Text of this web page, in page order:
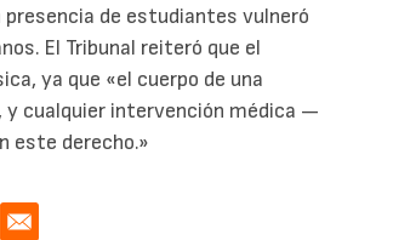
presencia de estudiantes vulneró
El Tribunal reiteró que el
ya que «el cuerpo de una
y cualquier intervención médica —
este derecho.»